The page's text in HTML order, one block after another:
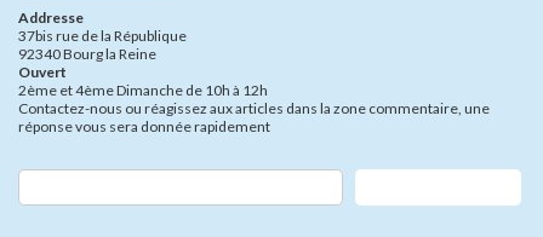
Addresse
37bis rue de la République
92340 Bourg la Reine
Ouvert
2ème et 4ème Dimanche de 10h à 12h
Contactez-nous ou réagissez aux articles dans la zone commentaire, une
réponse vous sera donnée rapidement